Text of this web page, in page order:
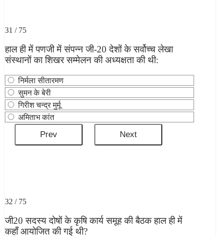
31 / 75
हाल ही में पणजी में संपन्न जी-20 देशों के सर्वोच्‍च लेखा
संस्‍थानों का शिखर सम्‍मेलन की अध्यक्षता की थी:
निर्मला सीतारमण
सुमन के बेरी
गिरीश चन्‍द्र मुर्मू
अमिताभ कांत
32 / 75
जी20 सदस्य दोषों के कृषि कार्य समूह की बैठक हाल ही में
कहाँ आयोजित की गई थी?